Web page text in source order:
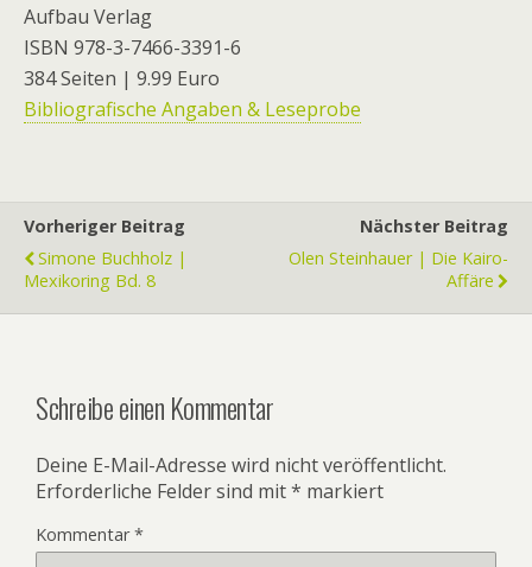
Aufbau Verlag
ISBN 978-3-7466-3391-6
384 Seiten | 9.99 Euro
Bibliografische Angaben & Leseprobe
Vorheriger Beitrag
Simone Buchholz |
Mexikoring Bd. 8
Nächster Beitrag
Olen Steinhauer | Die Kairo-
Affäre
Schreibe einen Kommentar
Deine E-Mail-Adresse wird nicht veröffentlicht.
Erforderliche Felder sind mit* markiert
Kommentar*